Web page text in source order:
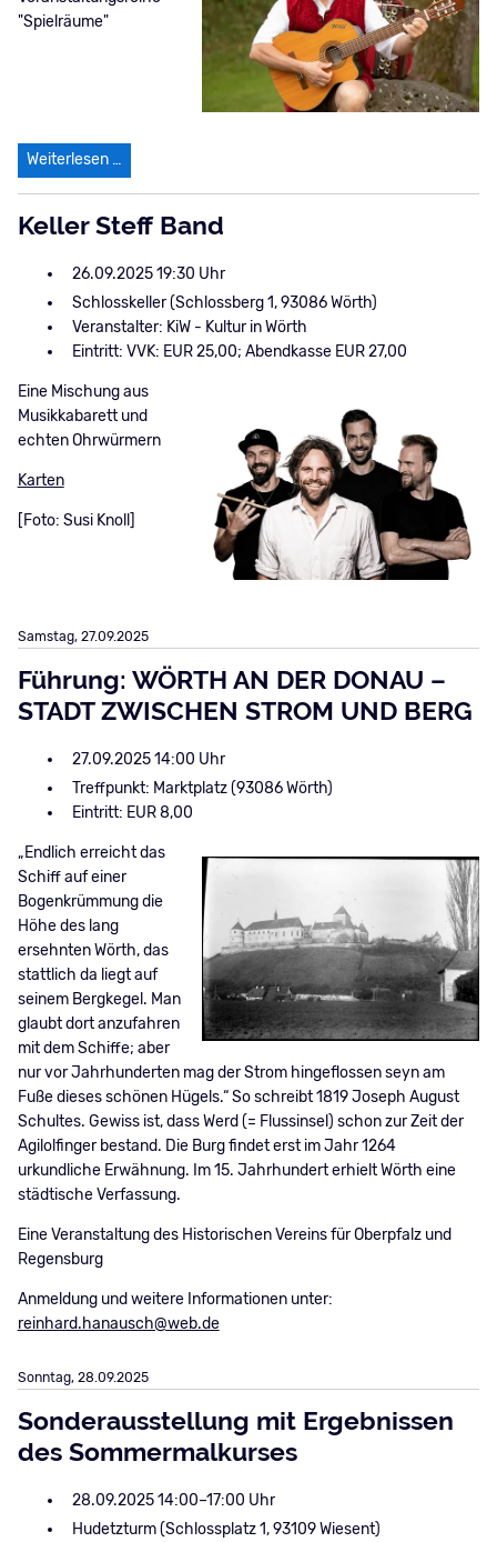
"Spielräume"
Weiterlesen …Humoristisches Oktoberfest mit Bäff & Tanngrindler
Keller Steff Band
26.09.2025 19:30
Schlosskeller (Schlossberg 1, 93086 Wörth)
Veranstalter: KiW - Kultur in Wörth
Eintritt: VVK: EUR 25,00; Abendkasse EUR 27,00
Eine Mischung aus
Musikkabarett und
echten Ohrwürmern
Karten
[Foto: Susi Knoll]
Samstag, 27.09.2025
Führung: WÖRTH AN DER DONAU –
STADT ZWISCHEN STROM UND BERG
27.09.2025 14:00
Treffpunkt: Marktplatz (93086 Wörth)
Eintritt: EUR 8,00
„Endlich erreicht das
Schiff auf einer
Bogenkrümmung die
Höhe des lang
ersehnten Wörth, das
stattlich da liegt auf
seinem Bergkegel. Man
glaubt dort anzufahren
mit dem Schiffe; aber
nur vor Jahrhunderten mag der Strom hingeflossen seyn am
Fuße dieses schönen Hügels.“ So schreibt 1819 Joseph August
Schultes. Gewiss ist, dass Werd (= Flussinsel) schon zur Zeit der
Agilolfinger bestand. Die Burg findet erst im Jahr 1264
urkundliche Erwähnung. Im 15. Jahrhundert erhielt Wörth eine
städtische Verfassung.
Eine Veranstaltung des Historischen Vereins für Oberpfalz und
Regensburg
Anmeldung und weitere Informationen unter:
reinhard.hanausch@web.de
Sonntag, 28.09.2025
Sonderausstellung mit Ergebnissen
des Sommermalkurses
28.09.2025 14:00–17:00
Hudetzturm (Schlossplatz 1, 93109 Wiesent)